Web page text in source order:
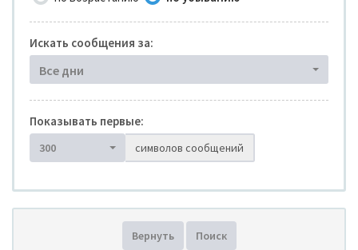
Искать сообщения за:
Все дни
Показывать первые:
300 символов сообщений
Вернуть Поиск